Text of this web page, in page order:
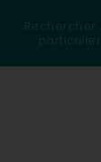
Rechercher
particulier